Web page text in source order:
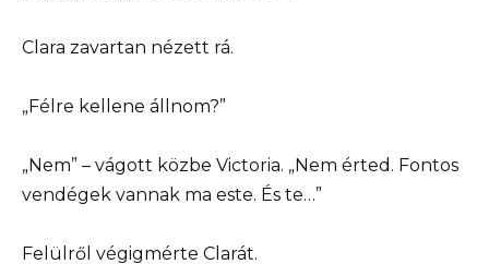
Clara zavartan nézett rá.
„Félre kellene állnom?”
„Nem” – vágott közbe Victoria. „Nem érted. Fontos
vendégek vannak ma este. És te…”
Felülről végigmérte Clarát.